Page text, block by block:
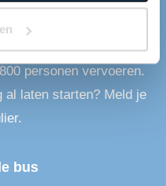
met onze
onze grote vloot aan
personen vervoeren.
al laten starten? Meld je
bus